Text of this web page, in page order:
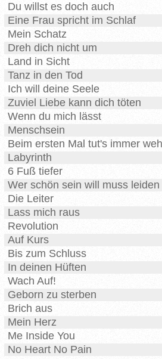
Du willst es doch auch
Eine Frau spricht im Schlaf
Mein Schatz
Dreh dich nicht um
Land in Sicht
Tanz in den Tod
Ich will deine Seele
Zuviel Liebe kann dich töten
Wenn du mich lässt
Menschsein
Beim ersten Mal tut's immer weh
Labyrinth
6 Fuß tiefer
Wer schön sein will muss leiden
Die Leiter
Lass mich raus
Revolution
Auf Kurs
Bis zum Schluss
In deinen Hüften
Wach Auf!
Geborn zu sterben
Brich aus
Mein Herz
Me Inside You
No Heart No Pain